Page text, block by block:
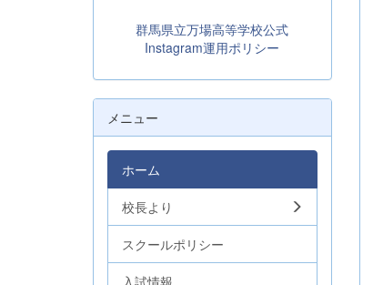
群馬県立万場高等学校公式
Instagram運用ポリシー
メニュー
ホーム
校長より
スクールポリシー
入試情報